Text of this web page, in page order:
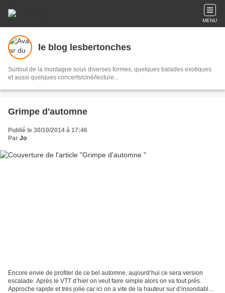
MENU
le blog lesbertonches
Surtout de la montagne sous diverses formes, quelques balades exotiques
et aussi quelques concerts/ciné/lecture...
Grimpe d'automne
Publié le 30/10/2014 à 17:46
Par Jo
Encore envie de profiter de ce bel automne, aujourd’hui ce sera version
escalade. Après le VTT d’hier on veut faire simple alors on va tout près.
Approche rapide et très jolie car ici on a vite de la hauteur sur d’insondables